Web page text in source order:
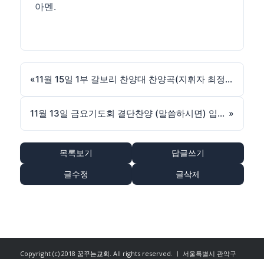
아멘.
« 11월 15일 1부 갈보리 찬양대 찬양곡(지휘자 최정현)
11월 13일 금요기도회 결단찬양 (말씀하시면) 입니다. »
목록보기 답글쓰기
글수정 글삭제
Copyright (c) 2018 꿈꾸는교회. All rights reserved. ㅣ 서울특별시 관악구